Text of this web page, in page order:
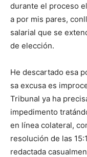
durante el proceso
a por mis pares,
salarial que se
de elección.
He descartado esa
sa excusa es
Tribunal ya ha
impedimento
en línea colateral,
resolución de las
redactada